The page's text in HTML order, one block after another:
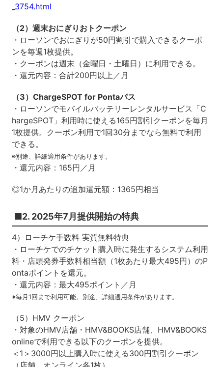
_3754.html
（2）週末おにぎりおトクーポン
・ローソンでおにぎりが50円割引で購入できるクーポ
ンを毎週1枚提供。
・クーポンは週末（金曜日・土曜日）に利用できる。
・還元内容：合計200円以上／月
（3）ChargeSPOT for Pontaパス
・ローソンでモバイルバッテリーレンタルサービス「C
hargeSPOT」利用時に使える165円割引クーポンを毎月
1枚提供。クーポン利用で1回30分までなら無料で利用
できる。
※別途、詳細適用条件があります。
・還元内容：165円／月
◎1か月あたりの追加還元額：1365円相当
■2. 2025年7月提供開始の特典
4）ローチケ手数料 実質無料特典
・ローチケでのチケット購入時に発生するシステム利用
料・店頭発券手数料相当額（1枚あたり最大495円）のP
ontaポイントを還元。
・還元内容：最大495ポイント／月
※毎月1回まで利用可能。別途、詳細適用条件があります。
（5）HMV クーポン
・対象のHMV店舗・HMV&BOOKS店舗、HMV&BOOKS
onlineで利用できる以下のクーポンを提供。
＜1＞3000円以上購入時に使える300円割引クーポン
（店舗、オンライン各1枚）